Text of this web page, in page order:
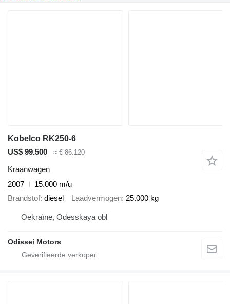
Kobelco RK250-6
US$ 99.500
≈ € 86.120
Kraanwagen
2007
15.000 m/u
Brandstof diesel Laadvermogen 25.000 kg
Oekraïne, Odesskaya obl
Odissei Motors